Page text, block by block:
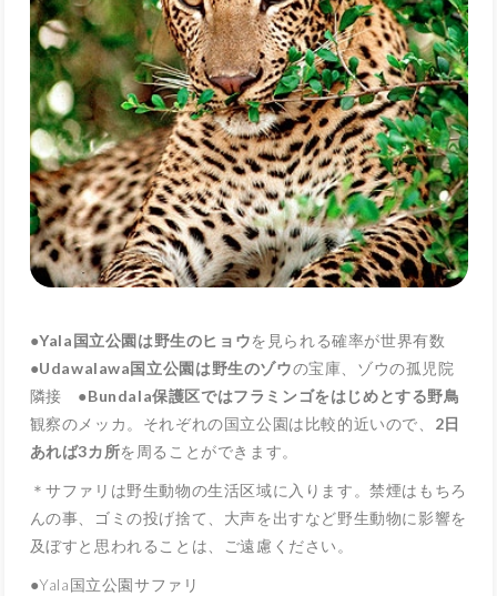
●Yala国立公園は野生のヒョウを見られる確率が世界有数
●Udawalawa国立公園は野生のゾウの宝庫、ゾウの孤児院
隣接 ●Bundala保護区ではフラミンゴをはじめとする野鳥
観察のメッカ。それぞれの国立公園は比較的近いので、 2日
あれば3カ所を周ることができます。
＊サファリは野生動物の生活区域に入ります。禁煙はもちろ
んの事、ゴミの投げ捨て、大声を出すなど野生動物に影響を
及ぼすと思われることは、ご遠慮ください。
●Yala国立公園サファリ